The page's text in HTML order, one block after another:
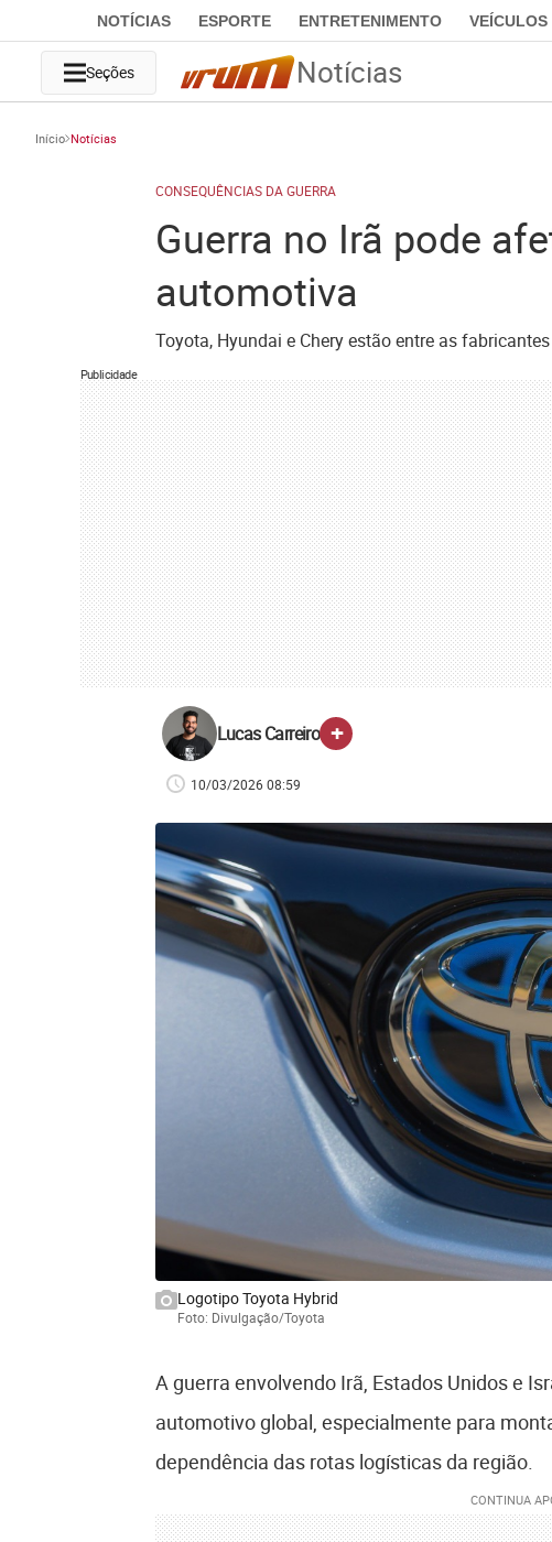
NOTÍCIAS ESPORTE ENTRETENIMENTO VEÍCULOS
Seções Notícias
Início Notícias
CONSEQUÊNCIAS DA GUERRA
Guerra no Irã pode
automotiva
Toyota, Hyundai e Chery estão entre as
Publicidade
Lucas Carreiro +
10/03/2026 08:59
Logotipo Toyota Hybrid
Foto: Divulgação/Toyota
A guerra envolvendo Irã, Estados Unidos e
automotivo global, especialmente para
dependência das rotas logísticas da região.